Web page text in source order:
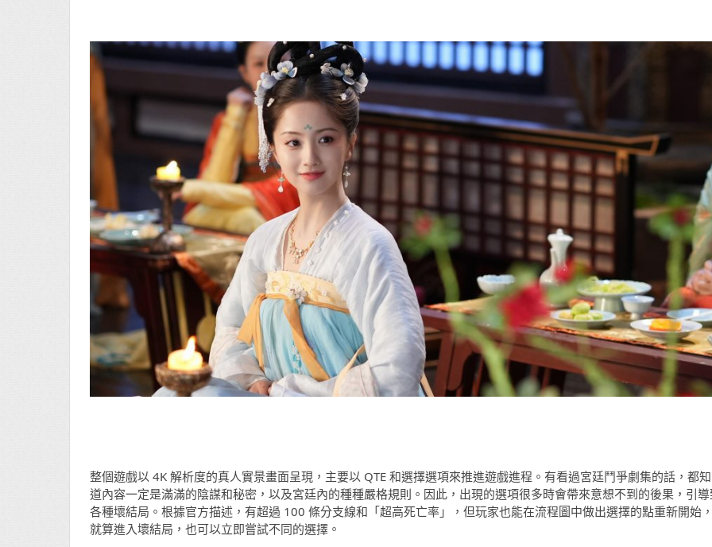
整個遊戲以 4K 解析度的真人實景畫面呈現，主要以 QTE 和選擇選項來推進遊戲進程。有看過宮廷鬥爭劇集的話，都知
道內容一定是滿滿的陰謀和秘密，以及宮廷內的種種嚴格規則。因此，出現的選項很多時會帶來意想不到的後果，引
各種壞結局。根據官方描述，有超過 100 條分支線和「超高死亡率」，但玩家也能在流程圖中做出選擇的點重新開始
就算進入壞結局，也可以立即嘗試不同的選擇。